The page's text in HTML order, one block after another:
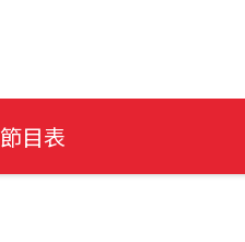
節目表